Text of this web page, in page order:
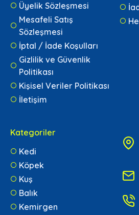
Üyelik Sözleşmesi
Mesafeli Satış
Sözleşmesi
İptal / İade Koşulları
Gizlilik ve Güvenlik
Politikası
Kişisel Veriler Politikası
İletişim
Kategoriler
Kedi
Köpek
Kuş
Balık
Kemirgen